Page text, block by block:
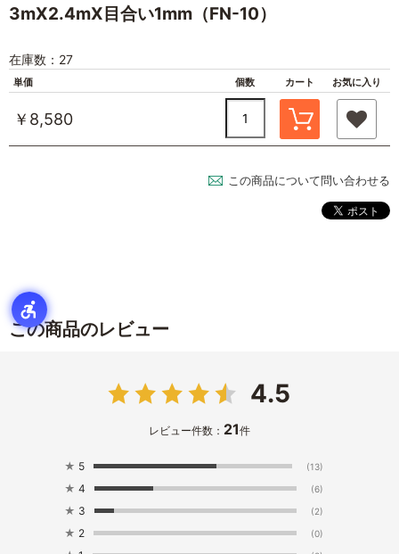
3mX2.4mX目合い1mm（FN-10）
在庫数：27
単価 個数 カート お気に入り
￥8,580
この商品について問い合わせる
この商品のレビュー
4.5
レビュー件数： 21件
★ 5 (13)
★ 4 (6)
★ 3 (2)
★ 2 (0)